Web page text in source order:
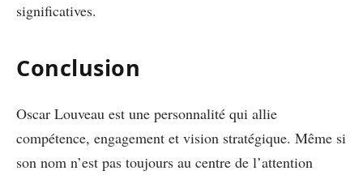
significatives.
Conclusion
Oscar Louveau est une personnalité qui allie
compétence, engagement et vision stratégique. Même si
son nom n’est pas toujours au centre de l’attention